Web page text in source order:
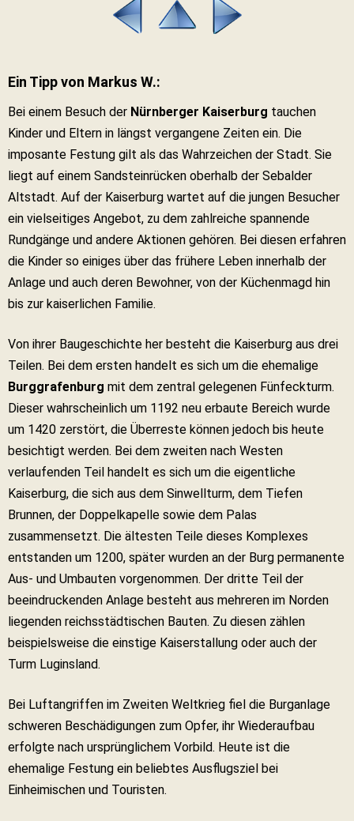
Ein Tipp von Markus W.:
Bei einem Besuch der Nürnberger Kaiserburg tauchen
Kinder und Eltern in längst vergangene Zeiten ein. Die
imposante Festung gilt als das Wahrzeichen der Stadt. Sie
liegt auf einem Sandsteinrücken oberhalb der Sebalder
Altstadt. Auf der Kaiserburg wartet auf die jungen Besucher
ein vielseitiges Angebot, zu dem zahlreiche spannende
Rundgänge und andere Aktionen gehören. Bei diesen erfahren
die Kinder so einiges über das frühere Leben innerhalb der
Anlage und auch deren Bewohner, von der Küchenmagd hin
bis zur kaiserlichen Familie.
Von ihrer Baugeschichte her besteht die Kaiserburg aus drei
Teilen. Bei dem ersten handelt es sich um die ehemalige
Burggrafenburg mit dem zentral gelegenen Fünfeckturm.
Dieser wahrscheinlich um 1192 neu erbaute Bereich wurde
um 1420 zerstört, die Überreste können jedoch bis heute
besichtigt werden. Bei dem zweiten nach Westen
verlaufenden Teil handelt es sich um die eigentliche
Kaiserburg, die sich aus dem Sinwellturm, dem Tiefen
Brunnen, der Doppelkapelle sowie dem Palas
zusammensetzt. Die ältesten Teile dieses Komplexes
entstanden um 1200, später wurden an der Burg permanente
Aus- und Umbauten vorgenommen. Der dritte Teil der
beeindruckenden Anlage besteht aus mehreren im Norden
liegenden reichsstädtischen Bauten. Zu diesen zählen
beispielsweise die einstige Kaiserstallung oder auch der
Turm Luginsland.
Bei Luftangriffen im Zweiten Weltkrieg fiel die Burganlage
schweren Beschädigungen zum Opfer, ihr Wiederaufbau
erfolgte nach ursprünglichem Vorbild. Heute ist die
ehemalige Festung ein beliebtes Ausflugsziel bei
Einheimischen und Touristen.